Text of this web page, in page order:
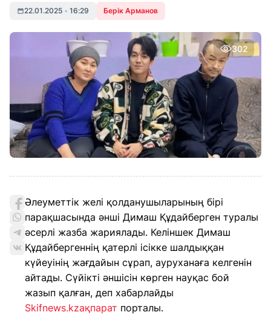
22.01.2025 • 16:29 Берік Арманов
302
Әлеуметтік желі қолданушыларының бірі
парақшасында әнші Димаш Құдайберген туралы
әсерлі жазба жариялады. Келіншек Димаш
Құдайбергеннің қатерлі ісікке шалдыққан
күйеуінің жағдайын сұрап, ауруханаға келгенін
айтады. Сүйікті әншісін көрген науқас бой
жазып қалған, деп хабарлайды
Skifnews.kzақпарат порталы.